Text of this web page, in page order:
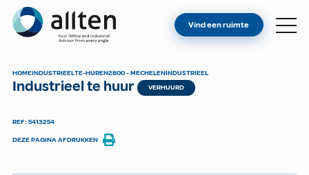
Allten
VIND EEN RUIMTE
CONTACT
Vind een ruimte
HOMEINDUSTRIEELTE-HUREN2800 - MECHELENINDUSTRIEEL
Industrieel te huur VERHUURD
REF: 5413254
DEZE PAGINA AFDRUKKEN